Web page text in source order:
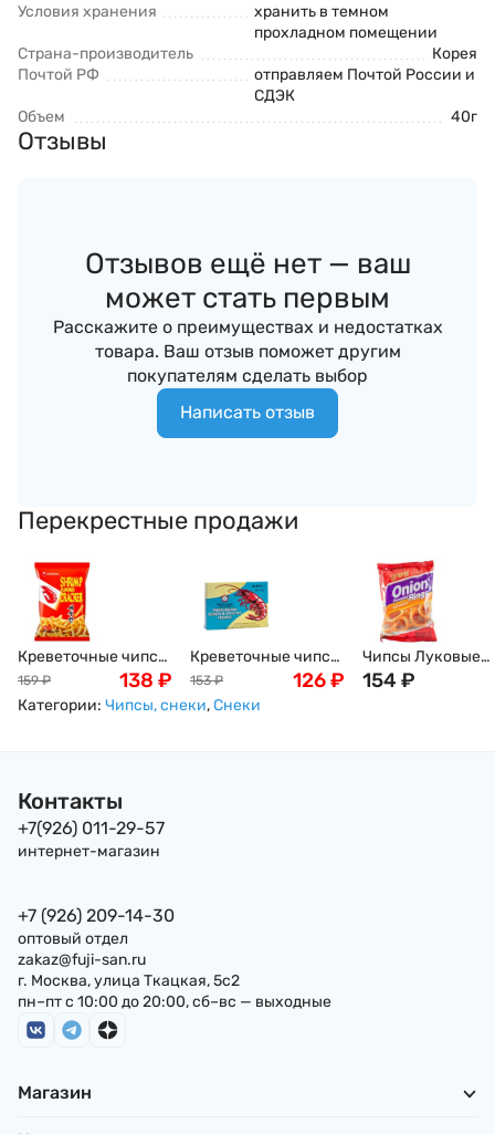
Условия хранения
хранить в темном
прохладном помещении
Страна-производитель
Корея
Почтой РФ
отправляем Почтой России и
СДЭК
Объем
40г
Отзывы
Отзывов ещё нет — ваш
может стать первым
Расскажите о преимуществах и недостатках
товара. Ваш отзыв поможет другим
покупателям сделать выбор
Написать отзыв
Перекрестные продажи
Креветочные чипсы
Nongshim
запеченные, 75г
159 ₽ 138 ₽
Креветочные чипсы
Ou Jiang, 227г
153 ₽ 126₽
Чипсы Луковые
кольца Nongshim
154₽
Категории: Чипсы, снеки,Снеки
Контакты
+7(926) 011-29-57
интернет-магазин
+7 (926) 209-14-30
оптовый отдел
zakaz@fuji-san.ru
г. Москва, улица Ткацкая, 5с2
пн–пт с 10:00 до 20:00, сб–вс — выходные
Магазин